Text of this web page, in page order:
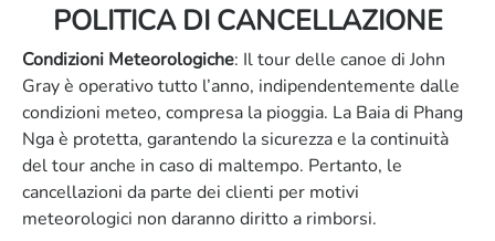
POLITICA DI CANCELLAZIONE
Condizioni Meteorologiche: Il tour delle canoe di John
Gray è operativo tutto l’anno, indipendentemente dalle
condizioni meteo, compresa la pioggia. La Baia di Phang
Nga è protetta, garantendo la sicurezza e la continuità
del tour anche in caso di maltempo. Pertanto, le
cancellazioni da parte dei clienti per motivi
meteorologici non daranno diritto a rimborsi.